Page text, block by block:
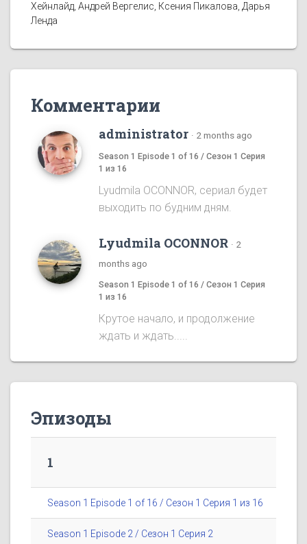
Хейнлайд, Андрей Вергелис, Ксения Пикалова, Дарья
Ленда
Комментарии
administrator · 2 months ago
Season 1 Episode 1 of 16 / Сезон 1 Серия
1 из 16
Lyudmila OCONNOR, сериал будет
выходить по будним дням.
Lyudmila OCONNOR · 2
months ago
Season 1 Episode 1 of 16 / Сезон 1 Серия
1 из 16
Крутое начало, и продолжение
ждать и ждать.....
Эпизоды
1
Season 1 Episode 1 of 16 / Сезон 1 Серия 1 из 16
Season 1 Episode 2 / Сезон 1 Серия 2